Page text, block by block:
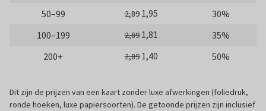
50–99
2,89 1,95
30%
100–199
2,89 1,81
35%
200+
2,89 1,40 50%
Dit zijn de prijzen van een kaart zonder luxe afwerkingen (foliedruk,
ronde hoeken, luxe papiersoorten). De getoonde prijzen zijn inclusief